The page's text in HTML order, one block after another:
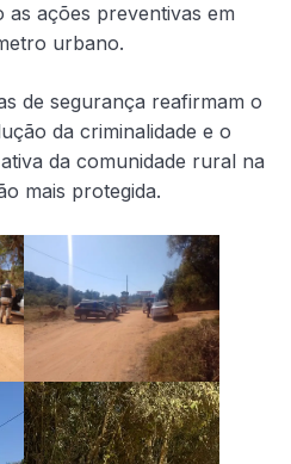
ações preventivas em
urbano.
de segurança reafirmam o
da criminalidade e o
da comunidade rural na
mais protegida.